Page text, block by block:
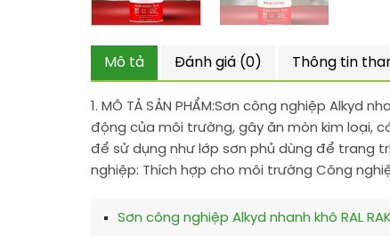
Mô tả Đánh giá (0) Thông tin
1. MÔ TẢ SẢN PHẨM:Sơn công nghiệp Alkyd
động của môi trường, gây ăn mòn kim loại,
để sử dụng như lớp sơn phủ dùng để trang
nghiệp: Thích hợp cho môi trường Công
Sơn công nghiệp Alkyd nhanh khô RAL